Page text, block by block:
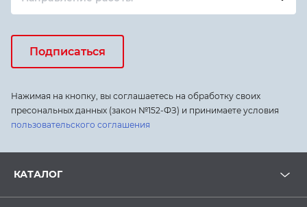
Подписаться
Нажимая на кнопку, вы соглашаетесь на обработку своих
пресональных данных (закон №152-ФЗ) и принимаете условия
пользовательского соглашения
КАТАЛОГ